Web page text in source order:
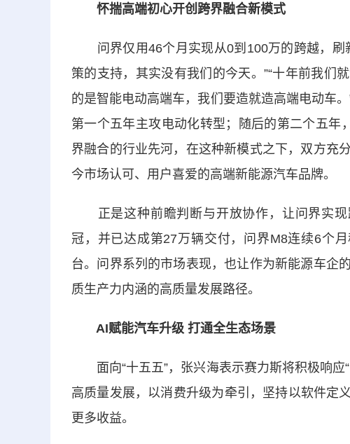
怀揣高端初心开创跨界融合新模式
问界仅用46个月实现从0到100万的跨越，刷
策的支持，其实没有我们的今天。”“十年前我们
的是智能电动高端车，我们要造就造高端电动车
第一个五年主攻电动化转型；随后的第二个五
界融合的行业先河，在这种新模式之下，双方充
今市场认可、用户喜爱的高端新能源汽车品牌。
正是这种前瞻判断与开放协作，让问界实现
冠，并已达成第27万辆交付，问界M8连续6个
台。问界系列的市场表现，也让作为新能源车企
质生产力内涵的高质量发展路径。
AI赋能汽车升级 打通全生态场景
面向“十五五”，张兴海表示赛力斯将积极响应
高质量发展，以消费升级为牵引，坚持以软件定
更多收益。